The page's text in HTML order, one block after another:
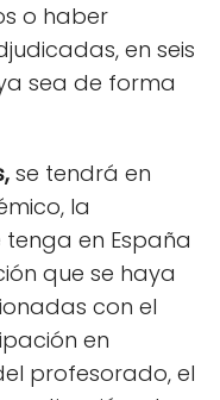
o haber
en seis
sea de forma
se tendrá en
la
en España
que se haya
con el
en
profesorado, el